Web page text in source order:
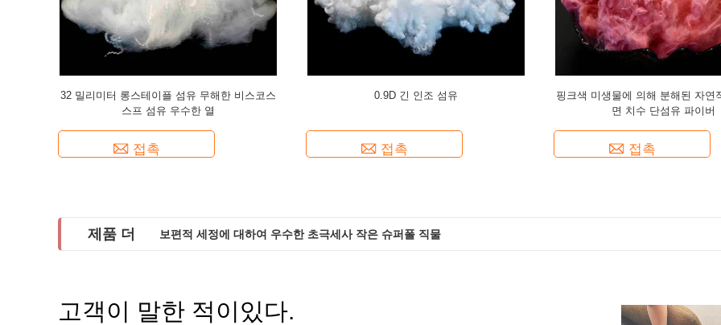
32 밀리미터 롱스테이플 섬유 무해한 비스코스
스프 섬유 우수한 열
접촉
0.9D 긴 인조 섬유
접촉
핑크색 미생물에 의해 분해된 자연
면 치수 단섬유 파이버
접촉
제품 더 보편적 세정에 대하여 우수한 초극세사 작은 슈퍼폴 직물
주방 욕실 청소를 위한 색과 초극세사 격자무늬 직물
고객이 말한 적이있다.